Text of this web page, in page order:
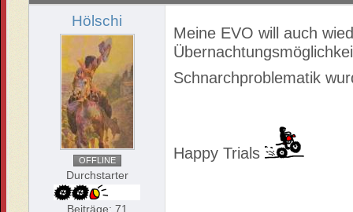
Hölschi
OFFLINE
Durchstarter
Beiträge: 71
Meine EVO will auch
Schnarchproblematik
Happy Trials